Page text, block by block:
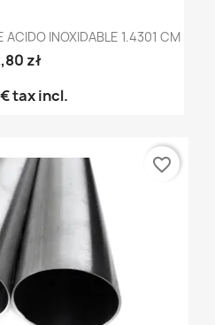
ACIDO INOXIDABLE 1.4301 CM
zł
tax incl.
favorite_border